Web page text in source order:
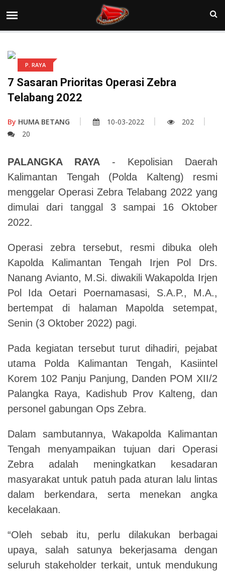
P. RAYA
7 Sasaran Prioritas Operasi Zebra
Telabang 2022
By HUMA BETANG 10-03-2022
202
20
PALANGKA RAYA - Kepolisian Daerah
Kalimantan Tengah (Polda Kalteng) resmi
menggelar Operasi Zebra Telabang 2022 yang
dimulai dari tanggal 3 sampai 16 Oktober
2022.
Operasi zebra tersebut, resmi dibuka oleh
Kapolda Kalimantan Tengah Irjen Pol Drs.
Nanang Avianto, M.Si. diwakili Wakapolda Irjen
Pol Ida Oetari Poernamasasi, S.A.P., M.A.,
bertempat di halaman Mapolda setempat,
Senin (3 Oktober 2022) pagi.
Pada kegiatan tersebut turut dihadiri, pejabat
utama Polda Kalimantan Tengah, Kasiintel
Korem 102 Panju Panjung, Danden POM XII/2
Palangka Raya, Kadishub Prov Kalteng, dan
personel gabungan Ops Zebra.
Dalam sambutannya, Wakapolda Kalimantan
Tengah menyampaikan tujuan dari Operasi
Zebra adalah meningkatkan kesadaran
masyarakat untuk patuh pada aturan lalu lintas
dalam berkendara, serta menekan angka
kecelakaan.
“Oleh sebab itu, perlu dilakukan berbagai
upaya, salah satunya bekerjasama dengan
seluruh stakeholder terkait, untuk mendukung